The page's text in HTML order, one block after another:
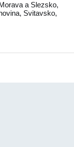
a Slezsko,
, Svitavsko,